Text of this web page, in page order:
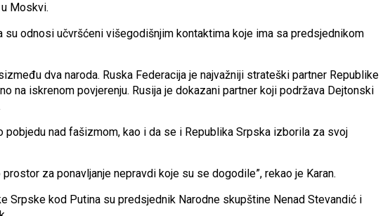
Moskvi.
su odnosi učvršćeni višegodišnjim kontaktima koje ima sa predsjednikom
dva naroda. Ruska Federacija je najvažniji strateški partner Republike
na iskrenom povjerenju. Rusija je dokazani partner koji podržava Dejtonski
pobjedu nad fašizmom, kao i da se i Republika Srpska izborila za svoj
za ponavljanje nepravdi koje su se dogodile”, rekao je Karan.
Srpske kod Putina su predsjednik Narodne skupštine Nenad Stevandić i